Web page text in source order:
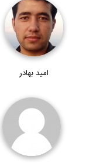
امید بهادر